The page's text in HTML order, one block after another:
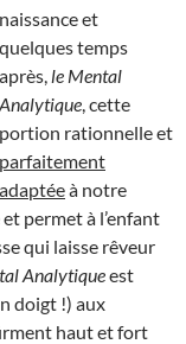
naissance et
quelques temps
après, le Mental
Analytique , cette
portion rationnelle et
parfaitement
adaptéeà notre
permet à l’enfant
qui laisse rêveur
Analytiqueest
doigt !) aux
haut et fort